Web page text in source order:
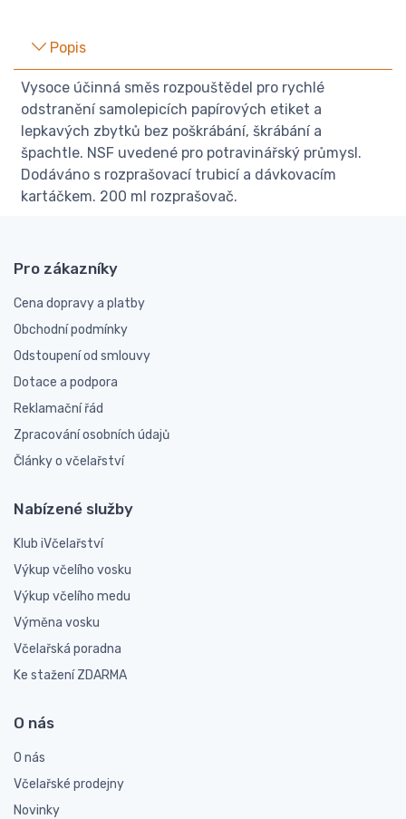
Popis
Vysoce účinná směs rozpouštědel pro rychlé
odstranění samolepicích papírových etiket a
lepkavých zbytků bez poškrábání, škrábání a
špachtle. NSF uvedené pro potravinářský průmysl.
Dodáváno s rozprašovací trubicí a dávkovacím
kartáčkem. 200 ml rozprašovač.
Pro zákazníky
Cena dopravy a platby
Obchodní podmínky
Odstoupení od smlouvy
Dotace a podpora
Reklamační řád
Zpracování osobních údajů
Články o včelařství
Nabízené služby
Klub iVčelařství
Výkup včelího vosku
Výkup včelího medu
Výměna vosku
Včelařská poradna
Ke stažení ZDARMA
O nás
O nás
Včelařské prodejny
Novinky